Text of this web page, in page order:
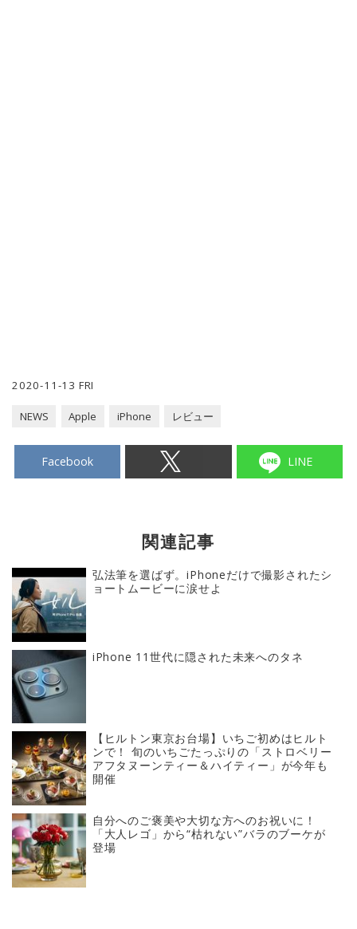
2020-11-13 FRI
NEWS Apple iPhone レビュー
Facebook LINE
関連記事
弘法筆を選ばず。iPhoneだけで撮影されたシ
ョートムービーに涙せよ
iPhone 11世代に隠された未来へのタネ
【ヒルトン東京お台場】いちご初めはヒルト
ンで！ 旬のいちごたっぷりの「ストロベリー
アフタヌーンティー＆ハイティー」が今年も
開催
自分へのご褒美や大切な方へのお祝いに！
「大人レゴ」から“枯れない”バラのブーケが
登場